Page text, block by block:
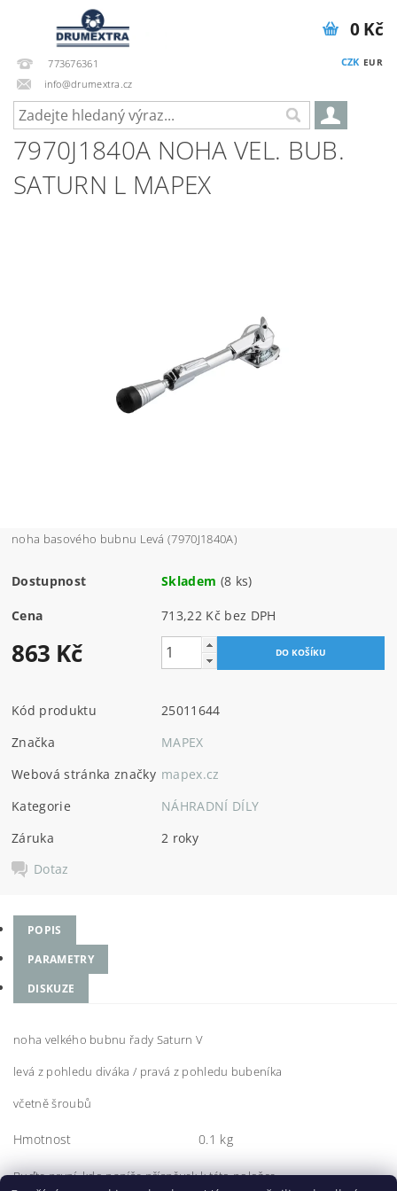
773676361
info@drumextra.cz
CZK EUR
0 Kč
7970J1840A NOHA VEL. BUB.
SATURN L MAPEX
noha basového bubnu Levá (7970J1840A)
Dostupnost Skladem (8 ks)
Cena 713,22 Kč bez DPH
863 Kč
Kód produktu
25011644
Značka
MAPEX
Webová stránka značky mapex.cz
Kategorie
NÁHRADNÍ DÍLY
Záruka
2 roky
Dotaz
POPIS
PARAMETRY
DISKUZE
noha velkého bubnu řady Saturn V
levá z pohledu diváka / pravá z pohledu bubeníka
včetně šroubů
Hmotnost 0.1 kg
Buďte první, kdo napíše příspěvek k této položce.